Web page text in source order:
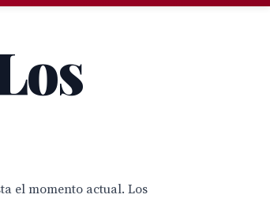
el momento actual. Los